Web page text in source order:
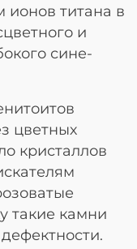
титана в
и
сине-
цветных
кристаллов
такие камни